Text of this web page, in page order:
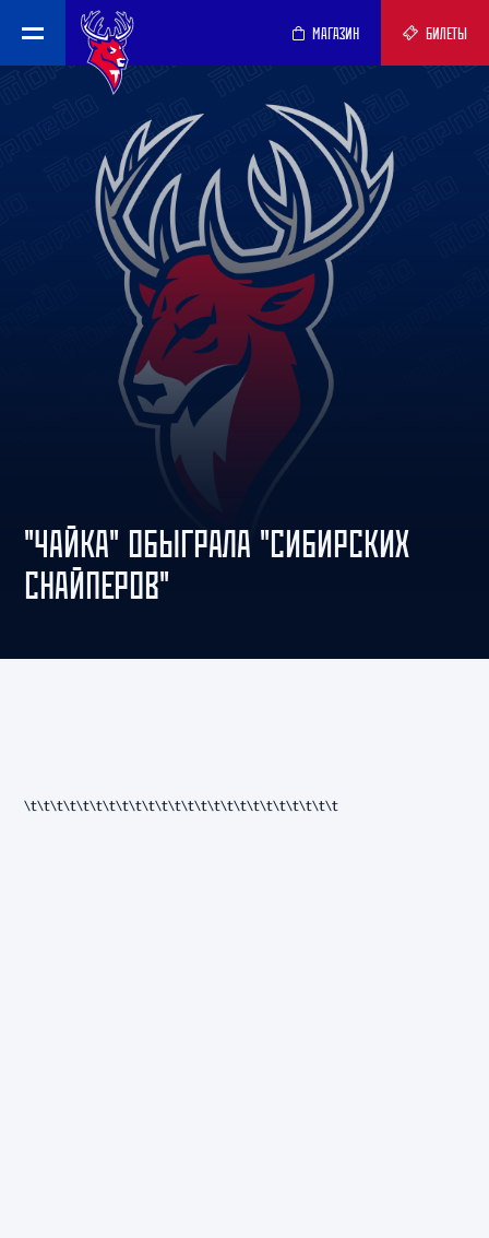
МАГАЗИН БИЛЕТЫ
"ЧАЙКА" ОБЫГРАЛА "СИБИРСКИХ
СНАЙПЕРОВ"
\t\t\t\t\t\t\t\t\t\t\t\t\t\t\t\t\t\t\t\t\t\t\t\t